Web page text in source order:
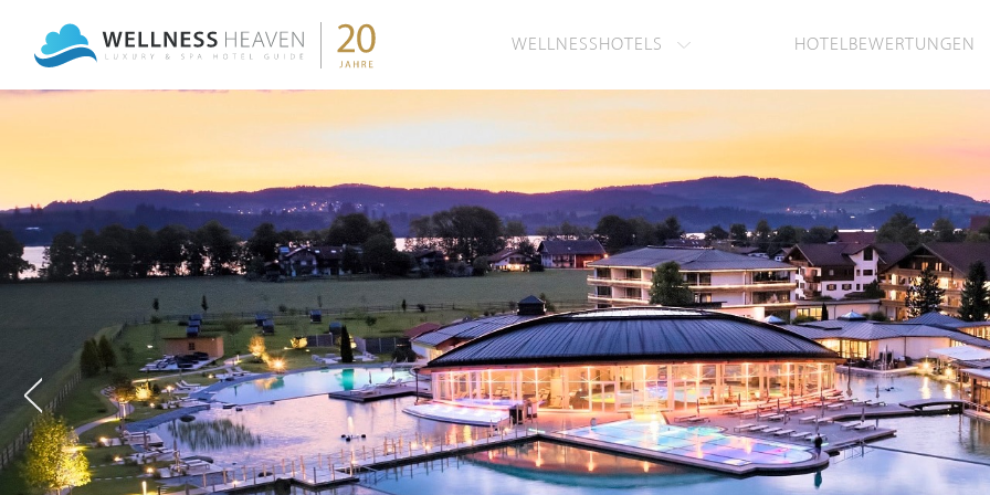
WELLNESSHOTELS HOTELBEWERTUNGEN